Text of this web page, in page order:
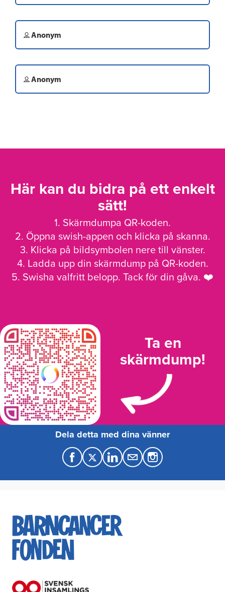
Anonym
Anonym
Här kan du bidra på ett enkelt
sätt!
1. Skärmdumpa QR-koden.
2. Öppna swish-appen och klicka på skanna.
3. Klicka på bildsymbolen nere till vänster.
4. Ladda upp din skärmdump på QR-koden.
5. Swisha valfritt belopp. Tack för din gåva. ❤️
Ta en
skärmdump!
Dela detta med dina vänner
F
a
e
b
T
w
t
t
L
i
k
e
M
a